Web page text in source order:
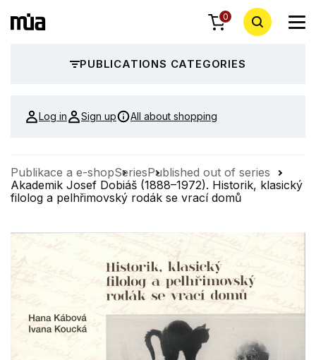
0
PUBLICATIONS CATEGORIES
Log in Sign up All about shopping
Publikace a e-shopSeriesPublished out of series
Akademik Josef Dobiáš (1888–1972). Historik, klasický
filolog a pelhřimovský rodák se vrací domů